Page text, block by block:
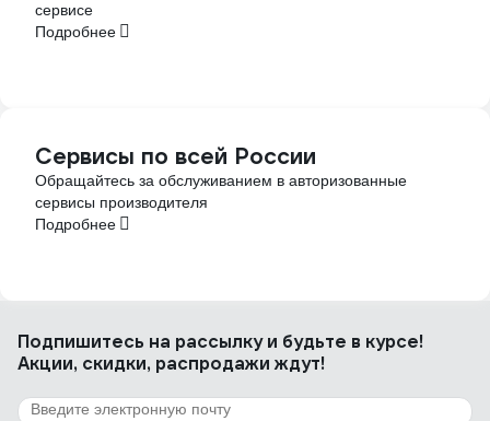
сервисе
Подробнее
Сервисы по всей России
Обращайтесь за обслуживанием в авторизованные
сервисы производителя
Подробнее
Подпишитесь на рассылкуи будьте в курсе!
Акции, скидки, распродажи ждут!